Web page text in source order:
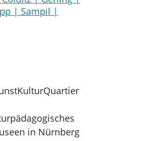
| Sampil |
in Nürnberg